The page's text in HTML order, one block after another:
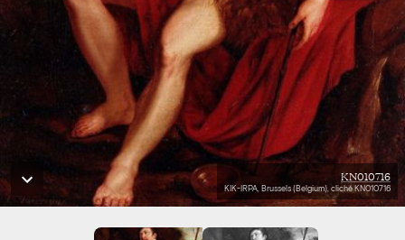
KN010716
KIK-IRPA, Brussels (Belgium), cliché KN010716